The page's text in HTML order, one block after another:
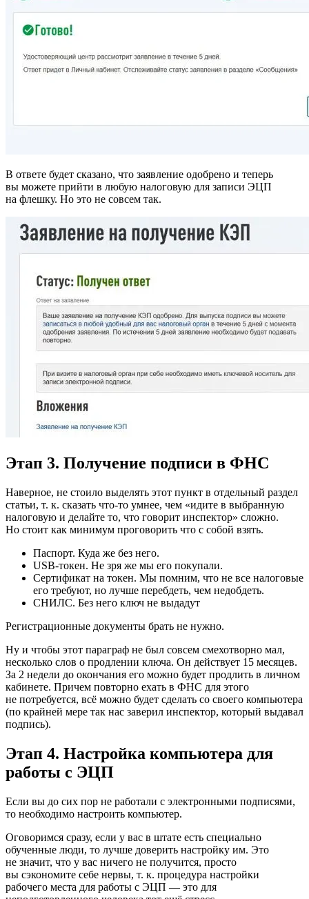
В ответе будет сказано, что заявление одобрено и теперь
вы можете прийти в любую налоговую для записи ЭЦП
на флешку. Но это не совсем так.
Этап 3. Получение подписи в ФНС
Наверное, не стоило выделять этот пункт в отдельный раздел
статьи, т. к. сказать что-то умнее, чем «идите в выбранную
налоговую и делайте то, что говорит инспектор» сложно.
Но стоит как минимум проговорить что с собой взять.
Паспорт. Куда же без него.
USB-токен. Не зря же мы его покупали.
Сертификат на токен. Мы помним, что не все налоговые
его требуют, но лучше перебдеть, чем недобдеть.
СНИЛС. Без него ключ не выдадут
Регистрационные документы брать не нужно.
Ну и чтобы этот параграф не был совсем смехотворно мал,
несколько слов о продлении ключа. Он действует 15 месяцев.
За 2 недели до окончания его можно будет продлить в личном
кабинете. Причем повторно ехать в ФНС для этого
не потребуется, всё можно будет сделать со своего компьютера
(по крайней мере так нас заверил инспектор, который выдавал
подпись).
Этап 4. Настройка компьютера для
работы с ЭЦП
Если вы до сих пор не работали с электронными подписями,
то необходимо настроить компьютер.
Оговоримся сразу, если у вас в штате есть специально
обученные люди, то лучше доверить настройку им. Это
не значит, что у вас ничего не получится, просто
вы сэкономите себе нервы, т. к. процедура настройки
рабочего места для работы с ЭЦП — это для